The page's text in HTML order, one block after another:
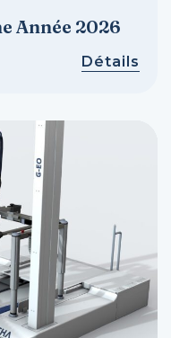
Année 2026
Détails